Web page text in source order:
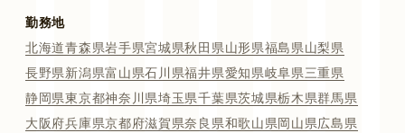
勤務地
北海道青森県岩手県宮城県秋田県山形県福島県山梨県
長野県新潟県富山県石川県福井県愛知県岐阜県三重県
静岡県東京都神奈川県埼玉県千葉県茨城県栃木県群馬県
大阪府兵庫県京都府滋賀県奈良県和歌山県岡山県広島県